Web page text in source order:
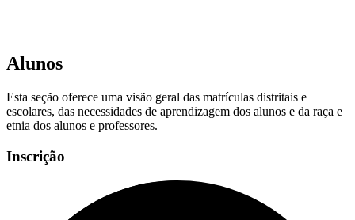
Alunos
Esta seção oferece uma visão geral das matrículas distritais e
escolares, das necessidades de aprendizagem dos alunos e da raça e
etnia dos alunos e professores.
Inscrição